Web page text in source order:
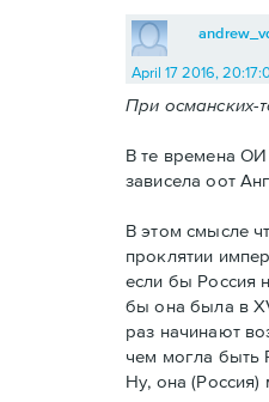
April 17 2016,
При османских-
В те времена
зависела оот
В этом смысле
проклятии
если бы Россия
бы она была в
раз начинают
чем могла быть
Ну, она (Россия)